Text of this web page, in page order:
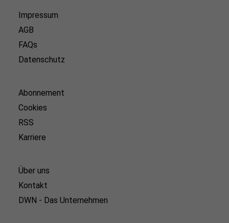
Impressum
AGB
FAQs
Datenschutz
Abonnement
Cookies
RSS
Karriere
Über uns
Kontakt
DWN - Das Unternehmen